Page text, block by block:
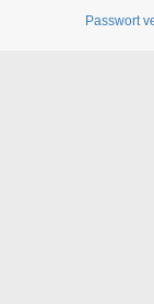
Passwort